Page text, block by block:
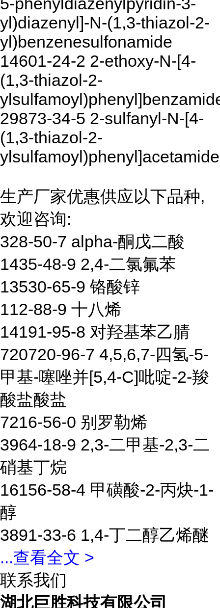
yl)diazenyl]-N-(1,3-thiazol-2-
yl)benzenesulfonamide
14601-24-2 2-ethoxy-N-[4-
(1,3-thiazol-2-
29873-34-5 2-sulfanyl-N-[4-
(1,3-thiazol-2-
ylsulfamoyl)phenyl]acetamide
生产厂家优惠供应以下品种,
欢迎咨询:
328-50-7 alpha-酮戊二酸
1435-48-9 2,4-二氯氟苯
13530-65-9 铬酸锌
112-88-9 十八烯
14191-95-8 对羟基苯乙腈
720720-96-7 4,5,6,7-四氢-5-
甲基-噻唑并[5,4-C]吡啶-2-羧
酸盐酸盐
7216-56-0 别罗勒烯
3964-18-9 2,3-二甲基-2,3-二
硝基丁烷
16156-58-4 甲磺酸-2-丙炔-1-
醇
3891-33-6 1,4-丁二醇乙烯醚
...查看全文 >
联系我们
湖北巨胜科技有限公司